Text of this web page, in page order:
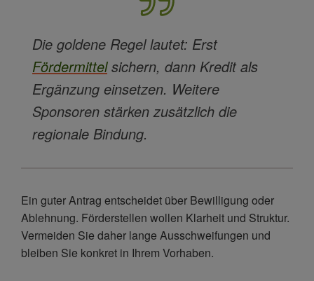
Die goldene Regel lautet: Erst
Fördermittelsichern, dann Kredit als
Ergänzung einsetzen. Weitere
Sponsoren stärken zusätzlich die
regionale Bindung.
Ein guter Antrag entscheidet über Bewilligung oder
Ablehnung. Förderstellen wollen Klarheit und Struktur.
Vermeiden Sie daher lange Ausschweifungen und
bleiben Sie konkret in Ihrem Vorhaben.